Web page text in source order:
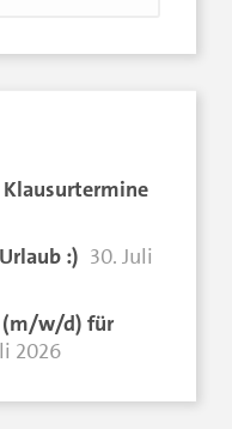
Klausurtermine
:) 30. Juli
(m/w/d) für
2026